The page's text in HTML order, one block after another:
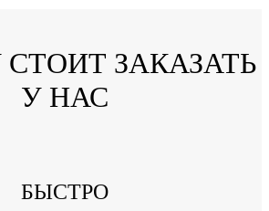
ЗАКАЗАТЬ
У НАС
БЫСТРО